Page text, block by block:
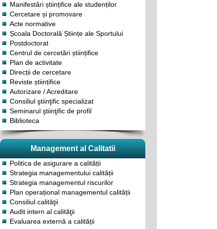
Manifestări științifice ale studenților
Cercetare și promovare
Acte normative
Școala Doctorală Științe ale Sportului
Postdoctorat
Centrul de cercetări științifice
Plan de activitate
Direcții de cercetare
Reviste științifice
Autorizare / Acreditare
Consiliul ştiinţific specializat
Seminarul ştiinţific de profil
Biblioteca
Management al Calitatii
Politica de asigurare a calității
Strategia managementului calității
Strategia managementul riscurilor
Plan operațional managementul calității
Consiliul calităţii
Audit intern al calităţii
Evaluarea externă a calității